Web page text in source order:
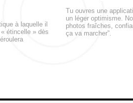
à laquelle il
étincelle » dès
Tu ouvres une
un léger optimisme.
photos fraîches,
ça va marcher”.